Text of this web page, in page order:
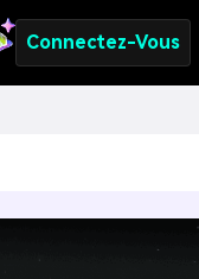
Connectez-Vous